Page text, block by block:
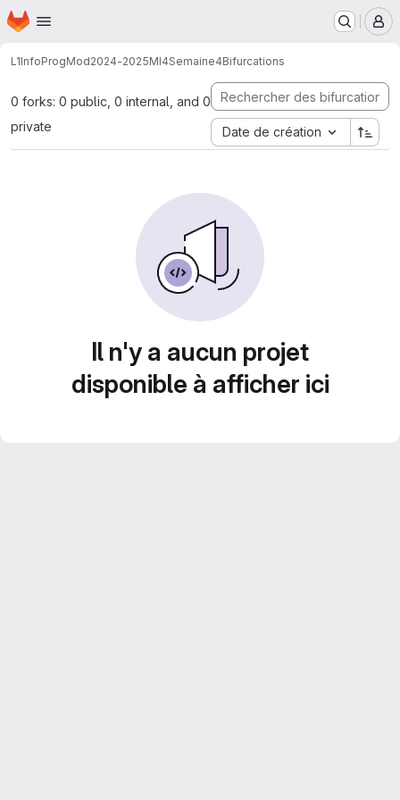
Passer au contenu principal
Page d'accueil
L1InfoProgMod2024-2025MI4Semaine4Bifurcations
0 forks: 0 public, 0 internal, and 0
private
Date de création
Il n'y a aucun projet
disponible à afficher ici